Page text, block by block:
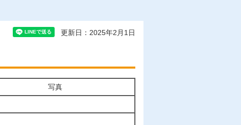
更新日：2025年2月1日
写真